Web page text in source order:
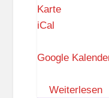
KarteF
u
S
iCal
Google
Weiterlesen